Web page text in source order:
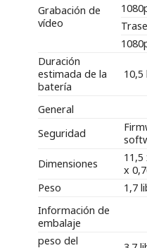
Grabación de
vídeo
Duración
estimada de la
batería
10,5
General
Seguridad
Dimensiones
11,5
x
Peso
1,7
Información de
embalaje
peso del